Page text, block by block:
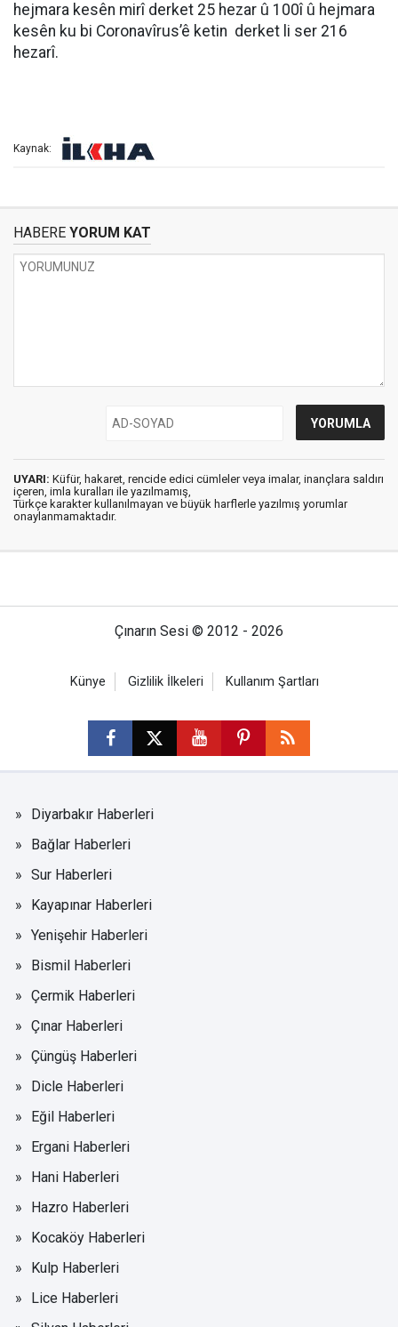
hejmara kesên mirî derket 25 hezar û 100î û hejmara
kesên ku bi Coronavîrus’ê ketin derket li ser 216
hezarî.
Kaynak:
HABERE YORUM KAT
UYARI: Küfür, hakaret, rencide edici cümleler veya imalar, inançlara saldırı
içeren, imla kuralları ile yazılmamış,
Türkçe karakter kullanılmayan ve büyük harflerle yazılmış yorumlar
onaylanmamaktadır.
HÜDA PAR Hani İlçe Başkanı Aziz
Demir'den Piraziz Türbesi için çağrı:
Bu alan sahipsiz bırakılmamalı
ilçesindeki Piraziz Türbesi ve Mesire Alanı'nda yol, su,
elektrik ve temizlik sorunlarının ziyaretçileri mağdur
ettiğini belirtti.
Sitemize destek olmak için
basmayı unutmayın
Diyarbakır'ın Hani ilçesine bağlı kırsal Kuyular